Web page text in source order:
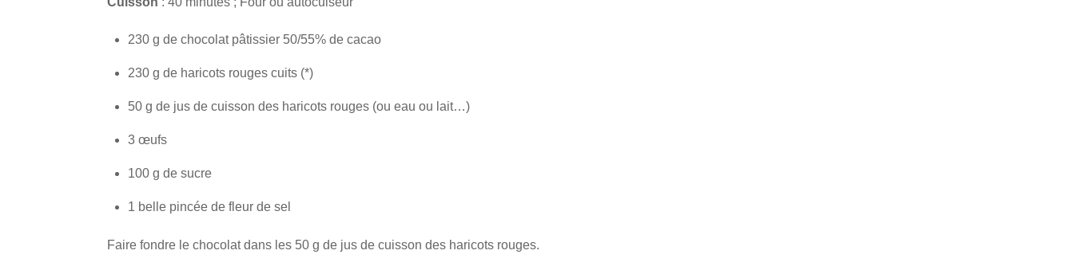
230 g de chocolat pâtissier 50/55% de cacao
230 g de haricots rouges cuits (*)
50 g de jus de cuisson des haricots rouges (ou eau ou lait…)
3 œufs
100 g de sucre
1 belle pincée de fleur de sel
Faire fondre le chocolat dans les 50 g de jus de cuisson des haricots rouges.